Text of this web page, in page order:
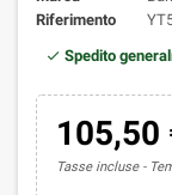
Riferimento
Spedito
105,50
Tasse incluse